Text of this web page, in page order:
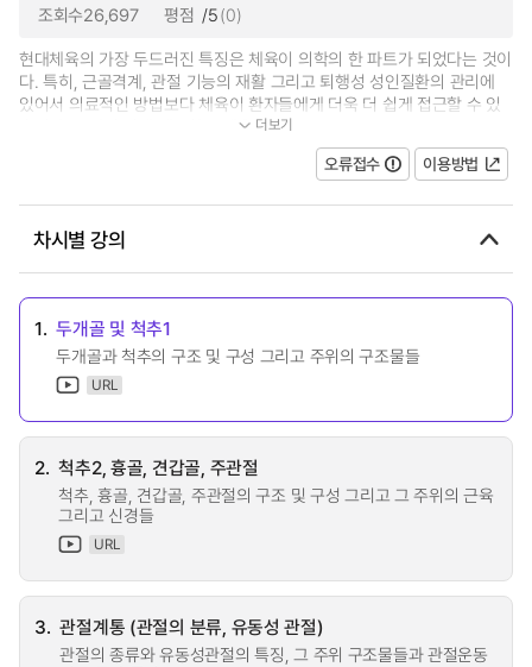
조회수26,697 평점 /5(0)
현대체육의 가장 두드러진 특징은 체육이 의학의 한 파트가 되었다는 것이
다. 특히, 근골격계, 관절 기능의 재활 그리고 퇴행성 성인질환의 관리에
있어서 의료적인 방법보다 체육이 환자들에게 더욱 더 쉽게 접근할 수 있
습니다. 그래서 인체 해부학은 체육...더보기
오류접수 이용방법
차시별 강의
1. 두개골 및 척추1
두개골과 척추의 구조 및 구성 그리고 주위의 구조물들
URL
2. 척추2, 흉골, 견갑골, 주관절
척추, 흉골, 견갑골, 주관절의 구조 및 구성 그리고 그 주위의 근육
그리고 신경들
URL
3. 관절계통 (관절의 분류, 유동성 관절)
관절의 종류와 유동성관절의 특징, 그 주위 구조물들과 관절운동